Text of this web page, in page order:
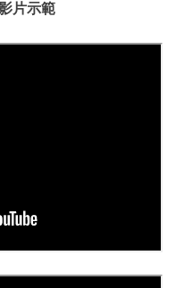
片示範